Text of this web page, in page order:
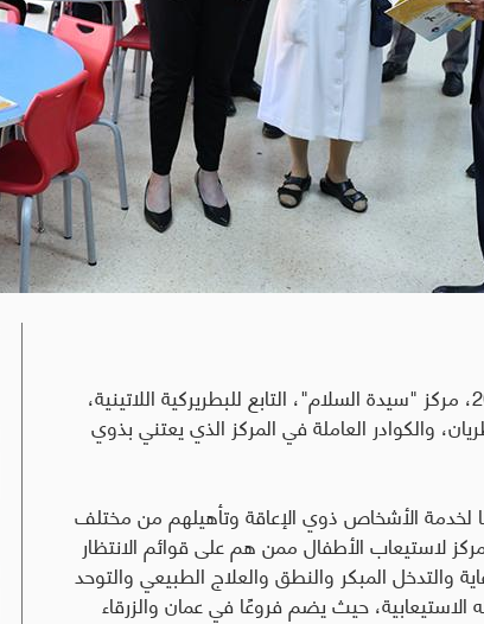
زار رئيس الوزراء جعفر حسان، الثلاثاء 17 حزيران 2015، مركز "سيدة السلام"، التابع للبطريركية اللاتينية،
والكوادر العاملة في المركز الذي يعتني بذوي
لخدمة الأشخاص ذوي الإعاقة وتأهيلهم من مختلف
لاستيعاب الأطفال ممن هم على قوائم الانتظار
المبكر والنطق والعلاج الطبيعي والتوحد
الاستيعابية، حيث يضم فروعًا في عمان والزرقاء